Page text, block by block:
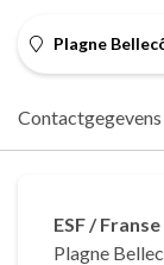
Plagne
Contactgegevens
ESF /
Plagne